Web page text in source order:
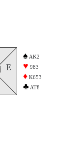
E
♠ AK2
♥ 983
♦ K653
♣ AT8